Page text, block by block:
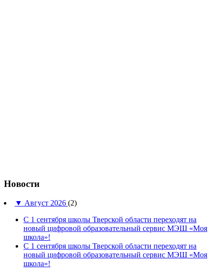
Новости
▼ Август 2026 (2)
С 1 сентября школы Тверской области переходят на
новый цифровой образовательный сервис МЭШ «Моя
школа»!
С 1 сентября школы Тверской области переходят на
новый цифровой образовательный сервис МЭШ «Моя
школа»!